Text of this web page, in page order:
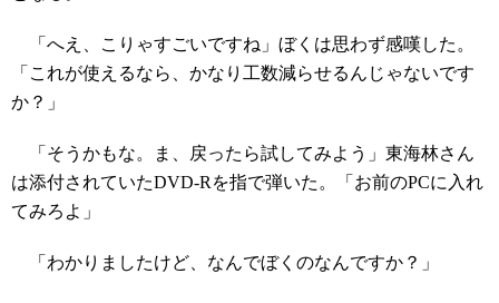
「へえ、こりゃすごいですね」ぼくは思わず感嘆した。
「これが使えるなら、かなり工数減らせるんじゃないです
か？」
「そうかもな。ま、戻ったら試してみよう」東海林さん
は添付されていたDVD-Rを指で弾いた。「お前のPCに入れ
てみろよ」
「わかりましたけど、なんでぼくのなんですか？」